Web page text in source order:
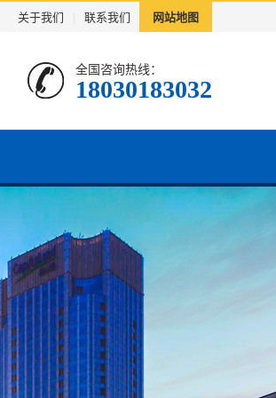
关于我们 联系我们 网站地图
全国咨询热线：
18030183032